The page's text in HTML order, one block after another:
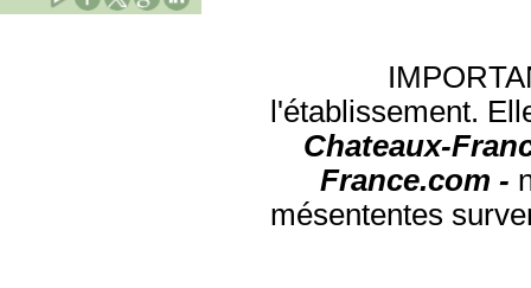
l'établissement.
Chateaux-
France.com -
mésententes